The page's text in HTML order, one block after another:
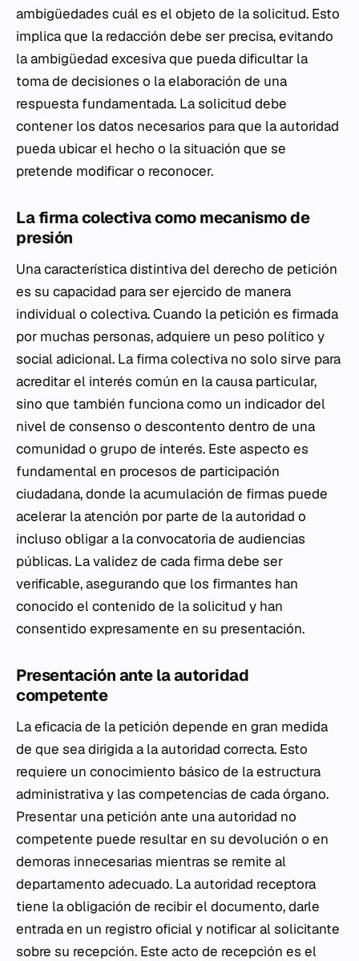
ambigüedades cuál es el objeto de la solicitud. Esto
implica que la redacción debe ser precisa, evitando
la ambigüedad excesiva que pueda dificultar la
toma de decisiones o la elaboración de una
respuesta fundamentada. La solicitud debe
contener los datos necesarios para que la autoridad
pueda ubicar el hecho o la situación que se
pretende modificar o reconocer.
La firma colectiva como mecanismo de
presión
Una característica distintiva del derecho de petición
es su capacidad para ser ejercido de manera
individual o colectiva. Cuando la petición es firmada
por muchas personas, adquiere un peso político y
social adicional. La firma colectiva no solo sirve para
acreditar el interés común en la causa particular,
sino que también funciona como un indicador del
nivel de consenso o descontento dentro de una
comunidad o grupo de interés. Este aspecto es
fundamental en procesos de participación
ciudadana, donde la acumulación de firmas puede
acelerar la atención por parte de la autoridad o
incluso obligar a la convocatoria de audiencias
públicas. La validez de cada firma debe ser
verificable, asegurando que los firmantes han
conocido el contenido de la solicitud y han
consentido expresamente en su presentación.
Presentación ante la autoridad
competente
La eficacia de la petición depende en gran medida
de que sea dirigida a la autoridad correcta. Esto
requiere un conocimiento básico de la estructura
administrativa y las competencias de cada órgano.
Presentar una petición ante una autoridad no
competente puede resultar en su devolución o en
demoras innecesarias mientras se remite al
departamento adecuado. La autoridad receptora
tiene la obligación de recibir el documento, darle
entrada en un registro oficial y notificar al solicitante
sobre su recepción. Este acto de recepción es el